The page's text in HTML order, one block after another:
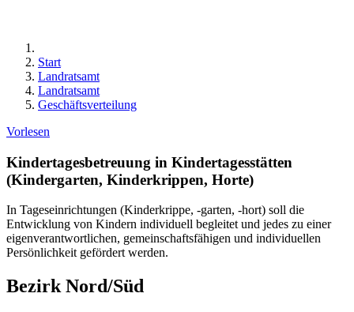
Start
Landratsamt
Landratsamt
Geschäftsverteilung
Vorlesen
Kindertagesbetreuung in Kindertagesstätten
(Kindergarten, Kinderkrippen, Horte)
In Tageseinrichtungen (Kinderkrippe, -garten, -hort) soll die
Entwicklung von Kindern individuell begleitet und jedes zu einer
eigenverantwortlichen, gemeinschaftsfähigen und individuellen
Persönlichkeit gefördert werden.
Bezirk Nord/Süd